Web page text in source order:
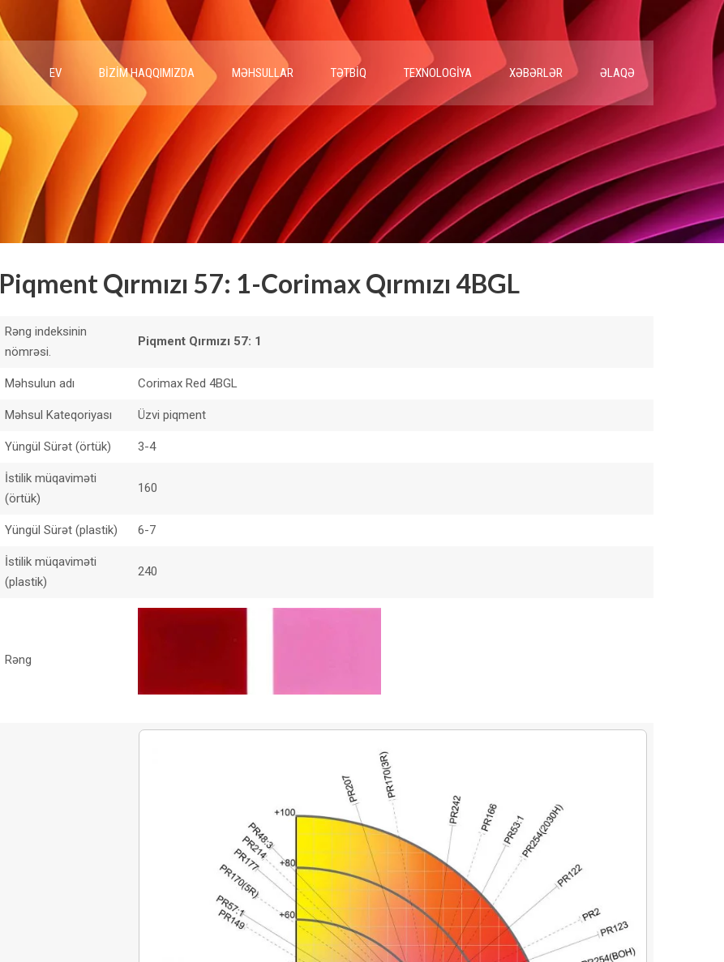
EV BIZIM HAQQIMIZDA MƏHSULLAR TƏTBIQ TEXNOLOGIYA XƏBƏRLƏR ƏLAQƏ
Piqment Qırmızı 57: 1-Corimax Qırmızı 4BGL
Rəng indeksinin
nömrəsi.
Piqment Qırmızı 57: 1
Məhsulun adı Corimax Red 4BGL
Məhsul Kateqoriyası Üzvi piqment
Yüngül Sürət (örtük) 3-4
İstilik müqaviməti
(örtük)
160
Yüngül Sürət (plastik) 6-7
İstilik müqaviməti
(plastik)
240
Rəng